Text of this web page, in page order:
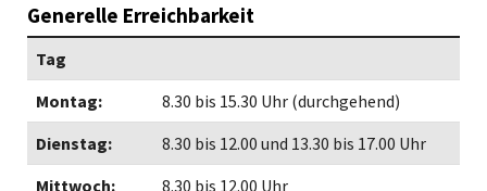
Generelle Erreichbarkeit
Tag
Montag:
8.30 bis 15.30 Uhr (durchgehend)
Dienstag:
8.30 bis 12.00 und 13.30 bis 17.00 Uhr
Mittwoch:
8.30 bis 12.00 Uhr